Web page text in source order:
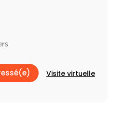
Visite virtuelle